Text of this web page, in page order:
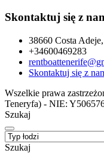
Skontaktuj się z
38660 Costa
+34600469283
Skontaktuj się z
Wszelkie prawa
Teneryfa) - NIE:
Szukaj
Szukaj